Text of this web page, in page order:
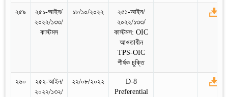
২৫৯
২৫১-আইন/
২০২২/১৩৩/
কাস্টমস
১৮/১০/২০২২
২৫১-আইন/
২০২২/১৩৩/
কাস্টমস: OIC
আওতাধীন
TPS-OIC
শীর্ষক চুক্তি
২৬০
২৫২-আইন/
২০২২/১৩২/
২২/০৮/২০২২
D-8
Preferential